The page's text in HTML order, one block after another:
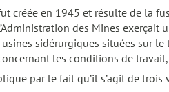
créée en 1945 et résulte de la
des Mines
usines sidérurgiques situées
les conditions de
par le fait qu’il s’agit de